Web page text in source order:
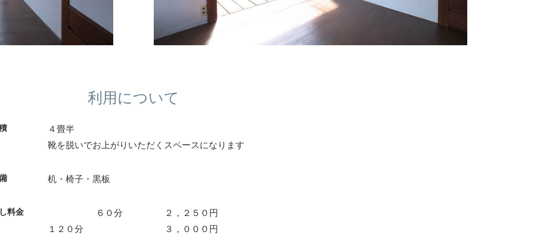
利用について
４畳半
靴を脱いでお上がりいただくスペースになります
机・椅子・黒板
料金 ６０分
２，２５０円
１２０分
３，０００円